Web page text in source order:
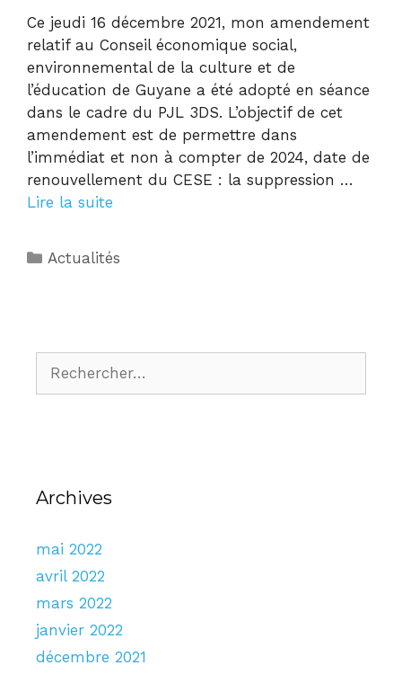
Ce jeudi 16 décembre 2021, mon amendement
relatif au Conseil économique social,
environnemental de la culture et de
l’éducation de Guyane a été adopté en séance
dans le cadre du PJL 3DS. L’objectif de cet
amendement est de permettre dans
l’immédiat et non à compter de 2024, date de
renouvellement du CESE : la suppression …
Lire la suite
Actualités
Archives
mai 2022
avril 2022
mars 2022
janvier 2022
décembre 2021